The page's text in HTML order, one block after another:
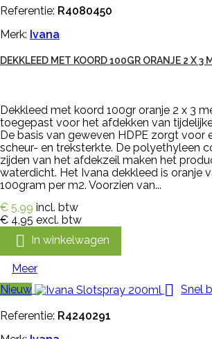
Referentie: R4080450
Merk: Ivana
DEKKLEED MET KOORD 100GR ORANJE 2 X 3
Dekkleed met koord 100gr oranje 2 x 3
toegepast voor het afdekken van
De basis van geweven HDPE zorgt voor
scheur- en treksterkte. De polyethyleen
zijden van het afdekzeil maken het
waterdicht. Het Ivana dekkleed is oranje
100gram per m2. Voorzien van...
€ 5,99 incl. btw
€ 4,95 excl. btw
 In winkelwagen
Meer
Nieuw
 Snel
Referentie: R4240291